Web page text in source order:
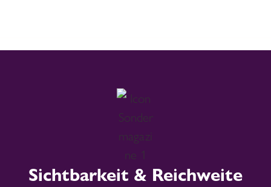
Sichtbarkeit & Reichweite